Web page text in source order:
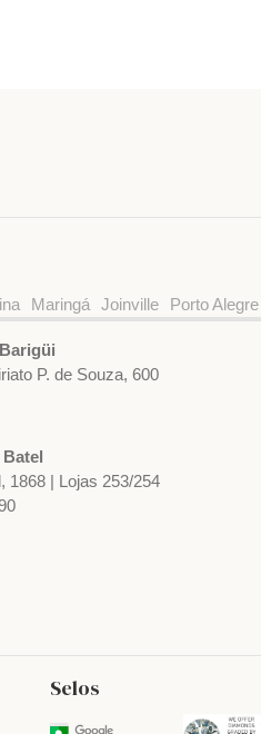
Maringá Joinville Porto Alegre
P. de Souza, 600
1868 | Lojas 253/254
Selos